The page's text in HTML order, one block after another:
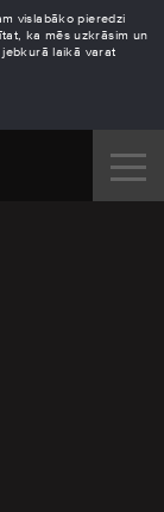
vislabāko pieredzi
ka mēs uzkrāsim un
jebkurā laikā varat